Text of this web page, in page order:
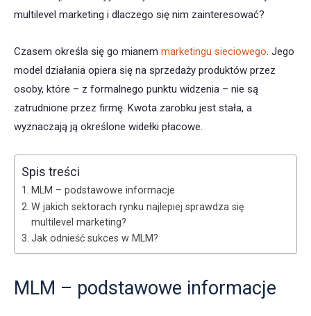
multilevel marketing i dlaczego się nim zainteresować?
Czasem określa się go mianem marketingu sieciowego. Jego
model działania opiera się na sprzedaży produktów przez
osoby, które – z formalnego punktu widzenia – nie są
zatrudnione przez firmę. Kwota zarobku jest stała, a
wyznaczają ją określone widełki płacowe.
Spis treści
MLM – podstawowe informacje
W jakich sektorach rynku najlepiej sprawdza się
multilevel marketing?
Jak odnieść sukces w MLM?
MLM – podstawowe informacje